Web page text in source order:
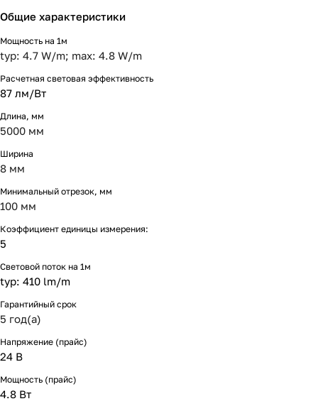
Общие характеристики
Мощность на 1м
typ: 4.7 W/m; max: 4.8 W/m
Расчетная световая эффективность
87 лм/Вт
Длина, мм
5000 мм
Ширина
8 мм
Минимальный отрезок, мм
100 мм
Коэффициент единицы измерения:
5
Световой поток на 1м
typ: 410 lm/m
Гарантийный срок
5 год(а)
Напряжение (прайс)
24 В
Мощность (прайс)
4.8 Вт